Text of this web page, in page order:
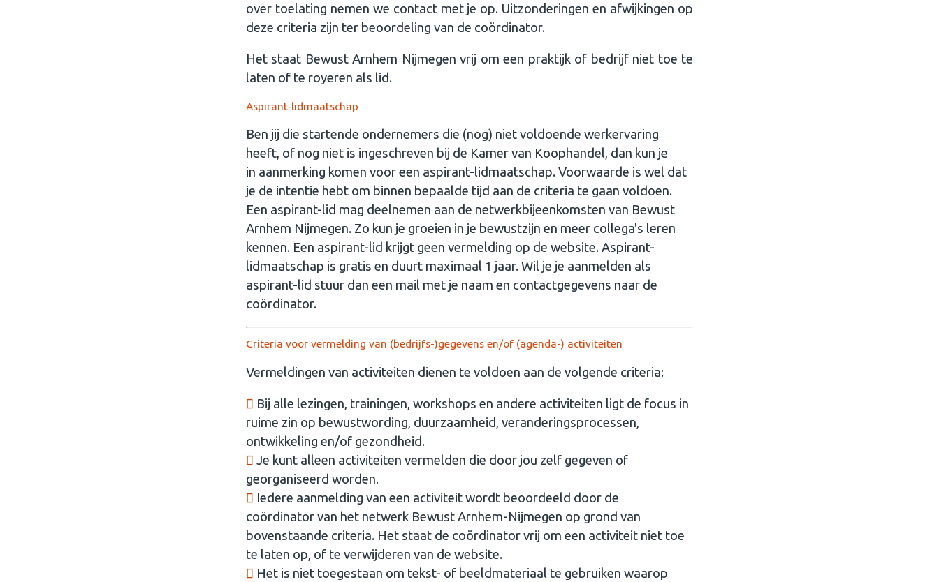
over toelating nemen we contact met je op. Uitzonderingen en afwijkingen op
deze criteria zijn ter beoordeling van de coördinator.
Het staat Bewust Arnhem Nijmegen vrij om een praktijk of bedrijf niet toe te
laten of te royeren als lid.
Aspirant-lidmaatschap
Ben jij die startende ondernemers die (nog) niet voldoende werkervaring
heeft, of nog niet is ingeschreven bij de Kamer van Koophandel, dan kun je
in aanmerking komen voor een aspirant-lidmaatschap. Voorwaarde is wel dat
je de intentie hebt om binnen bepaalde tijd aan de criteria te gaan voldoen.
Een aspirant-lid mag deelnemen aan de netwerkbijeenkomsten van Bewust
Arnhem Nijmegen. Zo kun je groeien in je bewustzijn en meer collega's leren
kennen. Een aspirant-lid krijgt geen vermelding op de website. Aspirant-
lidmaatschap is gratis en duurt maximaal 1 jaar. Wil je je aanmelden als
aspirant-lid stuur dan een mail met je naam en contactgegevens naar de
coördinator.
Criteria voor vermelding van (bedrijfs-)gegevens en/of (agenda-) activiteiten
Vermeldingen van activiteiten dienen te voldoen aan de volgende criteria:
Bij alle lezingen, trainingen, workshops en andere activiteiten ligt de focus in
ruime zin op bewustwording, duurzaamheid, veranderingsprocessen,
ontwikkeling en/of gezondheid.
Je kunt alleen activiteiten vermelden die door jou zelf gegeven of
georganiseerd worden.
Iedere aanmelding van een activiteit wordt beoordeeld door de
coördinator van het netwerk Bewust Arnhem-Nijmegen op grond van
bovenstaande criteria. Het staat de coördinator vrij om een activiteit niet toe
te laten op, of te verwijderen van de website.
Het is niet toegestaan om tekst- of beeldmateriaal te gebruiken waarop